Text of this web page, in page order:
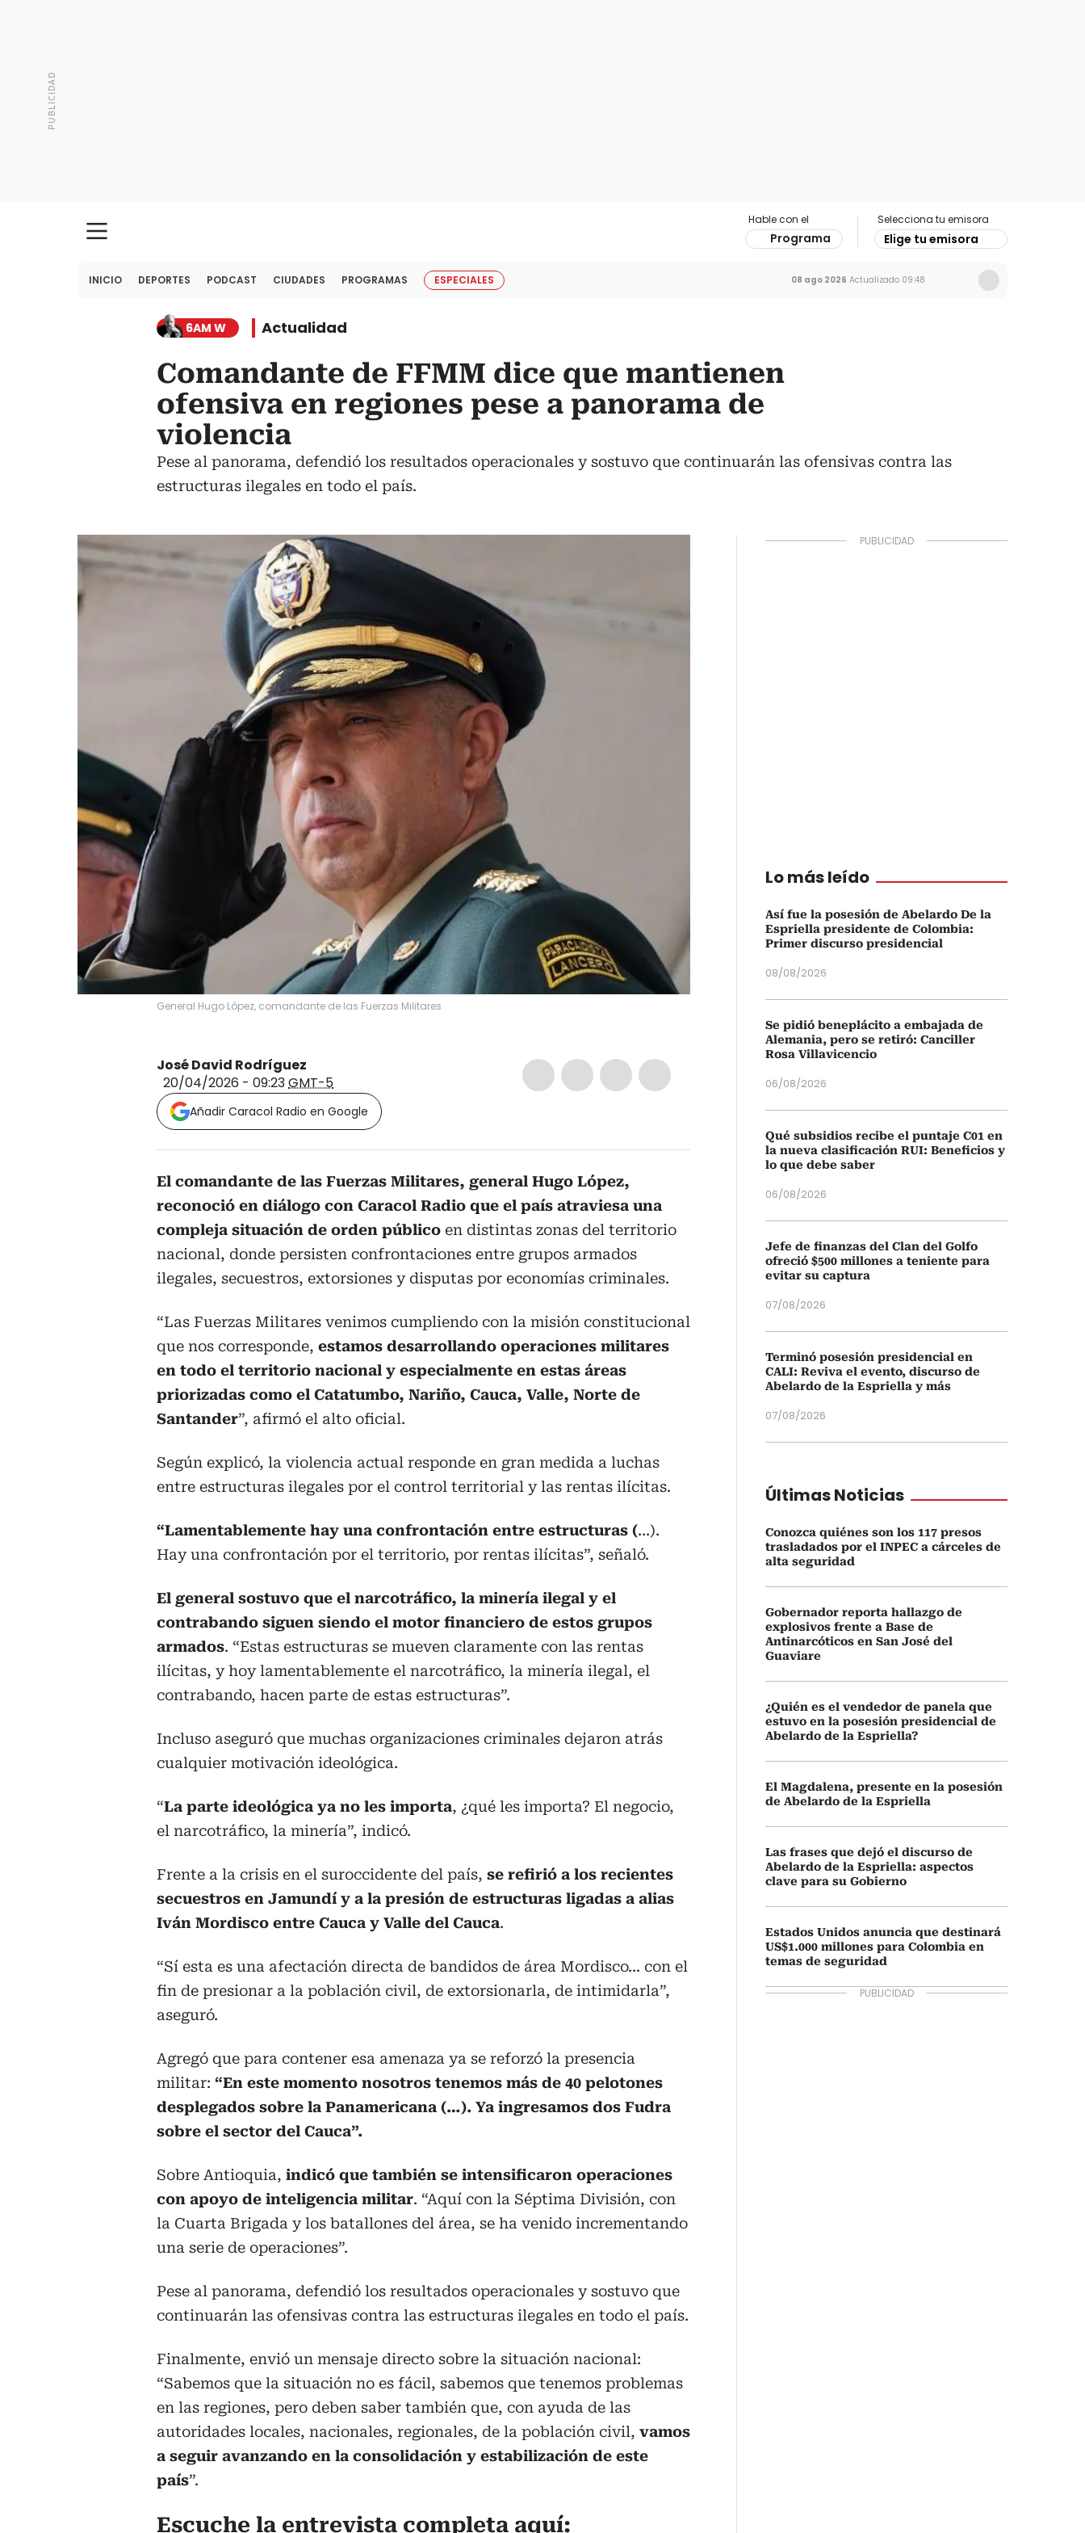
Hable con el
Programa
Selecciona tu emisora
Elige tu emisora
INICIO DEPORTES PODCAST CIUDADES PROGRAMAS ESPECIALES 08 ago 2026 Actualizado 09:48
6AM W Actualidad
Comandante de FFMM dice que mantienen
ofensiva en regiones pese a panorama de
violencia
Pese al panorama, defendió los resultados operacionales y sostuvo que continuarán las ofensivas contra las
estructuras ilegales en todo el país.
General Hugo López, comandante de las Fuerzas Militares
José David Rodríguez
20/04/2026 - 09:23GMT-5
Añadir Caracol Radio en Google
El comandante de las Fuerzas Militares, general Hugo López,
reconoció en diálogo con Caracol Radio que el país atraviesa una
compleja situación de orden público en distintas zonas del territorio
nacional, donde persisten confrontaciones entre grupos armados
ilegales, secuestros, extorsiones y disputas por economías criminales.
“Las Fuerzas Militares venimos cumpliendo con la misión constitucional
que nos corresponde, estamos desarrollando operaciones militares
en todo el territorio nacional y especialmente en estas áreas
priorizadas como el Catatumbo, Nariño, Cauca, Valle, Norte de
Santander”, afirmó el alto oficial.
Según explicó, la violencia actual responde en gran medida a luchas
entre estructuras ilegales por el control territorial y las rentas ilícitas.
“Lamentablemente hay una confrontación entre estructuras (...).
Hay una confrontación por el territorio, por rentas ilícitas”, señaló.
El general sostuvo que el narcotráfico, la minería ilegal y el
contrabando siguen siendo el motor financiero de estos grupos
armados. “Estas estructuras se mueven claramente con las rentas
ilícitas, y hoy lamentablemente el narcotráfico, la minería ilegal, el
contrabando, hacen parte de estas estructuras”.
Incluso aseguró que muchas organizaciones criminales dejaron atrás
cualquier motivación ideológica.
“La parte ideológica ya no les importa, ¿qué les importa? El negocio,
el narcotráfico, la minería”, indicó.
Frente a la crisis en el suroccidente del país, se refirió a los recientes
secuestros en Jamundí y a la presión de estructuras ligadas a alias
Iván Mordisco entre Cauca y Valle del Cauca.
“Sí esta es una afectación directa de bandidos de área Mordisco... con el
fin de presionar a la población civil, de extorsionarla, de intimidarla”,
aseguró.
Agregó que para contener esa amenaza ya se reforzó la presencia
militar: “En este momento nosotros tenemos más de 40 pelotones
desplegados sobre la Panamericana (…). Ya ingresamos dos Fudra
sobre el sector del Cauca”.
Sobre Antioquia, indicó que también se intensificaron operaciones
con apoyo de inteligencia militar. “Aquí con la Séptima División, con
la Cuarta Brigada y los batallones del área, se ha venido incrementando
una serie de operaciones”.
Pese al panorama, defendió los resultados operacionales y sostuvo que
continuarán las ofensivas contra las estructuras ilegales en todo el país.
Finalmente, envió un mensaje directo sobre la situación nacional:
“Sabemos que la situación no es fácil, sabemos que tenemos problemas
en las regiones, pero deben saber también que, con ayuda de las
autoridades locales, nacionales, regionales, de la población civil, vamos
a seguir avanzando en la consolidación y estabilización de este
país”.
Escuche la entrevista completa aquí:
Lo más leído
Así fue la posesión de Abelardo De la
Espriella presidente de Colombia:
Primer discurso presidencial
08/08/2026
Se pidió beneplácito a embajada de
Alemania, pero se retiró: Canciller
Rosa Villavicencio
06/08/2026
Qué subsidios recibe el puntaje C01 en
la nueva clasificación RUI: Beneficios y
lo que debe saber
06/08/2026
Jefe de finanzas del Clan del Golfo
ofreció $500 millones a teniente para
evitar su captura
07/08/2026
Terminó posesión presidencial en
CALI: Reviva el evento, discurso de
Abelardo de la Espriella y más
07/08/2026
Últimas Noticias
Conozca quiénes son los 117 presos
trasladados por el INPEC a cárceles de
alta seguridad
Gobernador reporta hallazgo de
explosivos frente a Base de
Antinarcóticos en San José del
Guaviare
¿Quién es el vendedor de panela que
estuvo en la posesión presidencial de
Abelardo de la Espriella?
El Magdalena, presente en la posesión
de Abelardo de la Espriella
Las frases que dejó el discurso de
Abelardo de la Espriella: aspectos
clave para su Gobierno
Estados Unidos anuncia que destinará
US$1.000 millones para Colombia en
temas de seguridad